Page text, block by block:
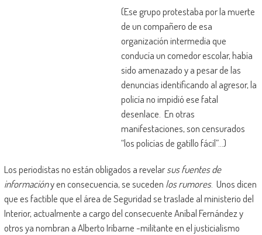
(Ese grupo protestaba por la muerte
de un compañero de esa
organización intermedia que
conducía un comedor escolar, había
sido amenazado y a pesar de las
denuncias identificando al agresor, la
policía no impidió ese fatal
desenlace. En otras
manifestaciones, son censurados
“los policías de gatillo fácil”…)
Los periodistas no están obligados a revelarsus fuentes de
informacióny en consecuencia, se suceden los rumores. Unos dicen
que es factible que el área de Seguridad se traslade al ministerio del
Interior, actualmente a cargo del consecuente Aníbal Fernández y
otros ya nombran a Alberto Iribarne -militante en el justicialismo